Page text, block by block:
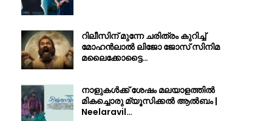
റിലീസിന് മുന്നേ ചരിത്രം കുറിച്ച്
മോഹൻലാൽ ലിജോ ജോസ് സിനിമ
മലൈക്കോട്ടൈ…
നാളുകൾക്ക് ശേഷം മലയാളത്തിൽ
മികച്ചൊരു മ്യൂസിക്കൽ ആൽബം |
Neelaravil…